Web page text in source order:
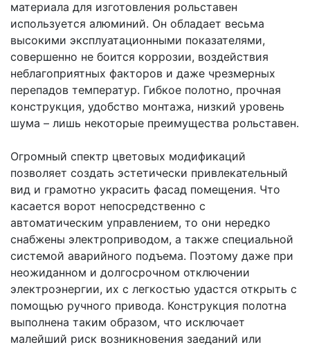
материала для изготовления рольставен
используется алюминий. Он обладает весьма
высокими эксплуатационными показателями,
совершенно не боится коррозии, воздействия
неблагоприятных факторов и даже чрезмерных
перепадов температур. Гибкое полотно, прочная
конструкция, удобство монтажа, низкий уровень
шума – лишь некоторые преимущества рольставен.
Огромный спектр цветовых модификаций
позволяет создать эстетически привлекательный
вид и грамотно украсить фасад помещения. Что
касается ворот непосредственно с
автоматическим управлением, то они нередко
снабжены электроприводом, а также специальной
системой аварийного подъема. Поэтому даже при
неожиданном и долгосрочном отключении
электроэнергии, их с легкостью удастся открыть с
помощью ручного привода. Конструкция полотна
выполнена таким образом, что исключает
малейший риск возникновения заеданий или